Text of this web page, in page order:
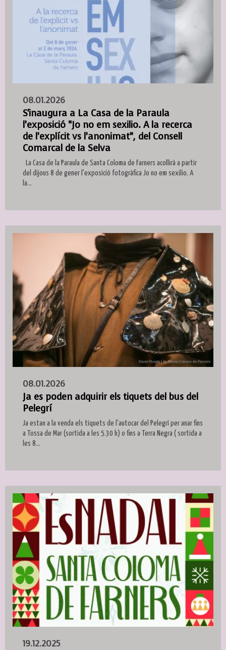
08.01.2026
S'inaugura a La Casa de la Paraula
l’exposició “Jo no em sexilio. A la recerca
de l’explícit vs l’anonimat”, del Consell
Comarcal de la Selva
La Casa de la Paraula de Santa Coloma de Farners acollirà a partir
del dijous 8 de gener l'exposició fotogràfica Jo no em sexilio. A
la...
08.01.2026
Ja es poden adquirir els tiquets del bus del
Pelegrí
Ja estan a la venda els tiquets de l'autocar del Pelegrí per anar fins
a Tossa de Mar (sortida a les 5.30 h) o fins a Terra Negra ( sortida a
les 8...
19.12.2025